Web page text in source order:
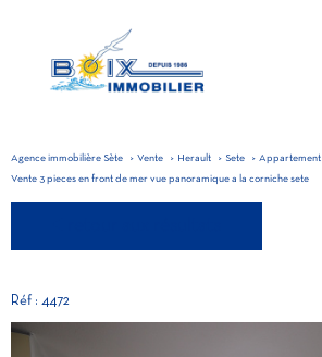
Agence immobilière Sète Vente Herault Sete Appartement
Vente 3 pieces en front de mer vue panoramique a la corniche sete
Réf : 4472